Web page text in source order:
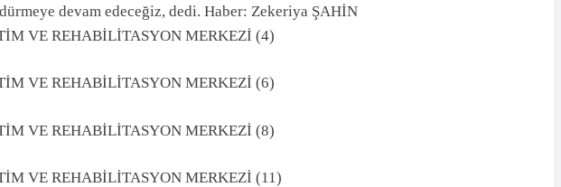
devam edeceğiz, dedi. Haber: Zekeriya ŞAHİN